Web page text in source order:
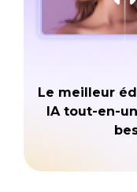
Le meilleur
IA tout-en-